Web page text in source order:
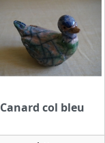
Canard col bleu